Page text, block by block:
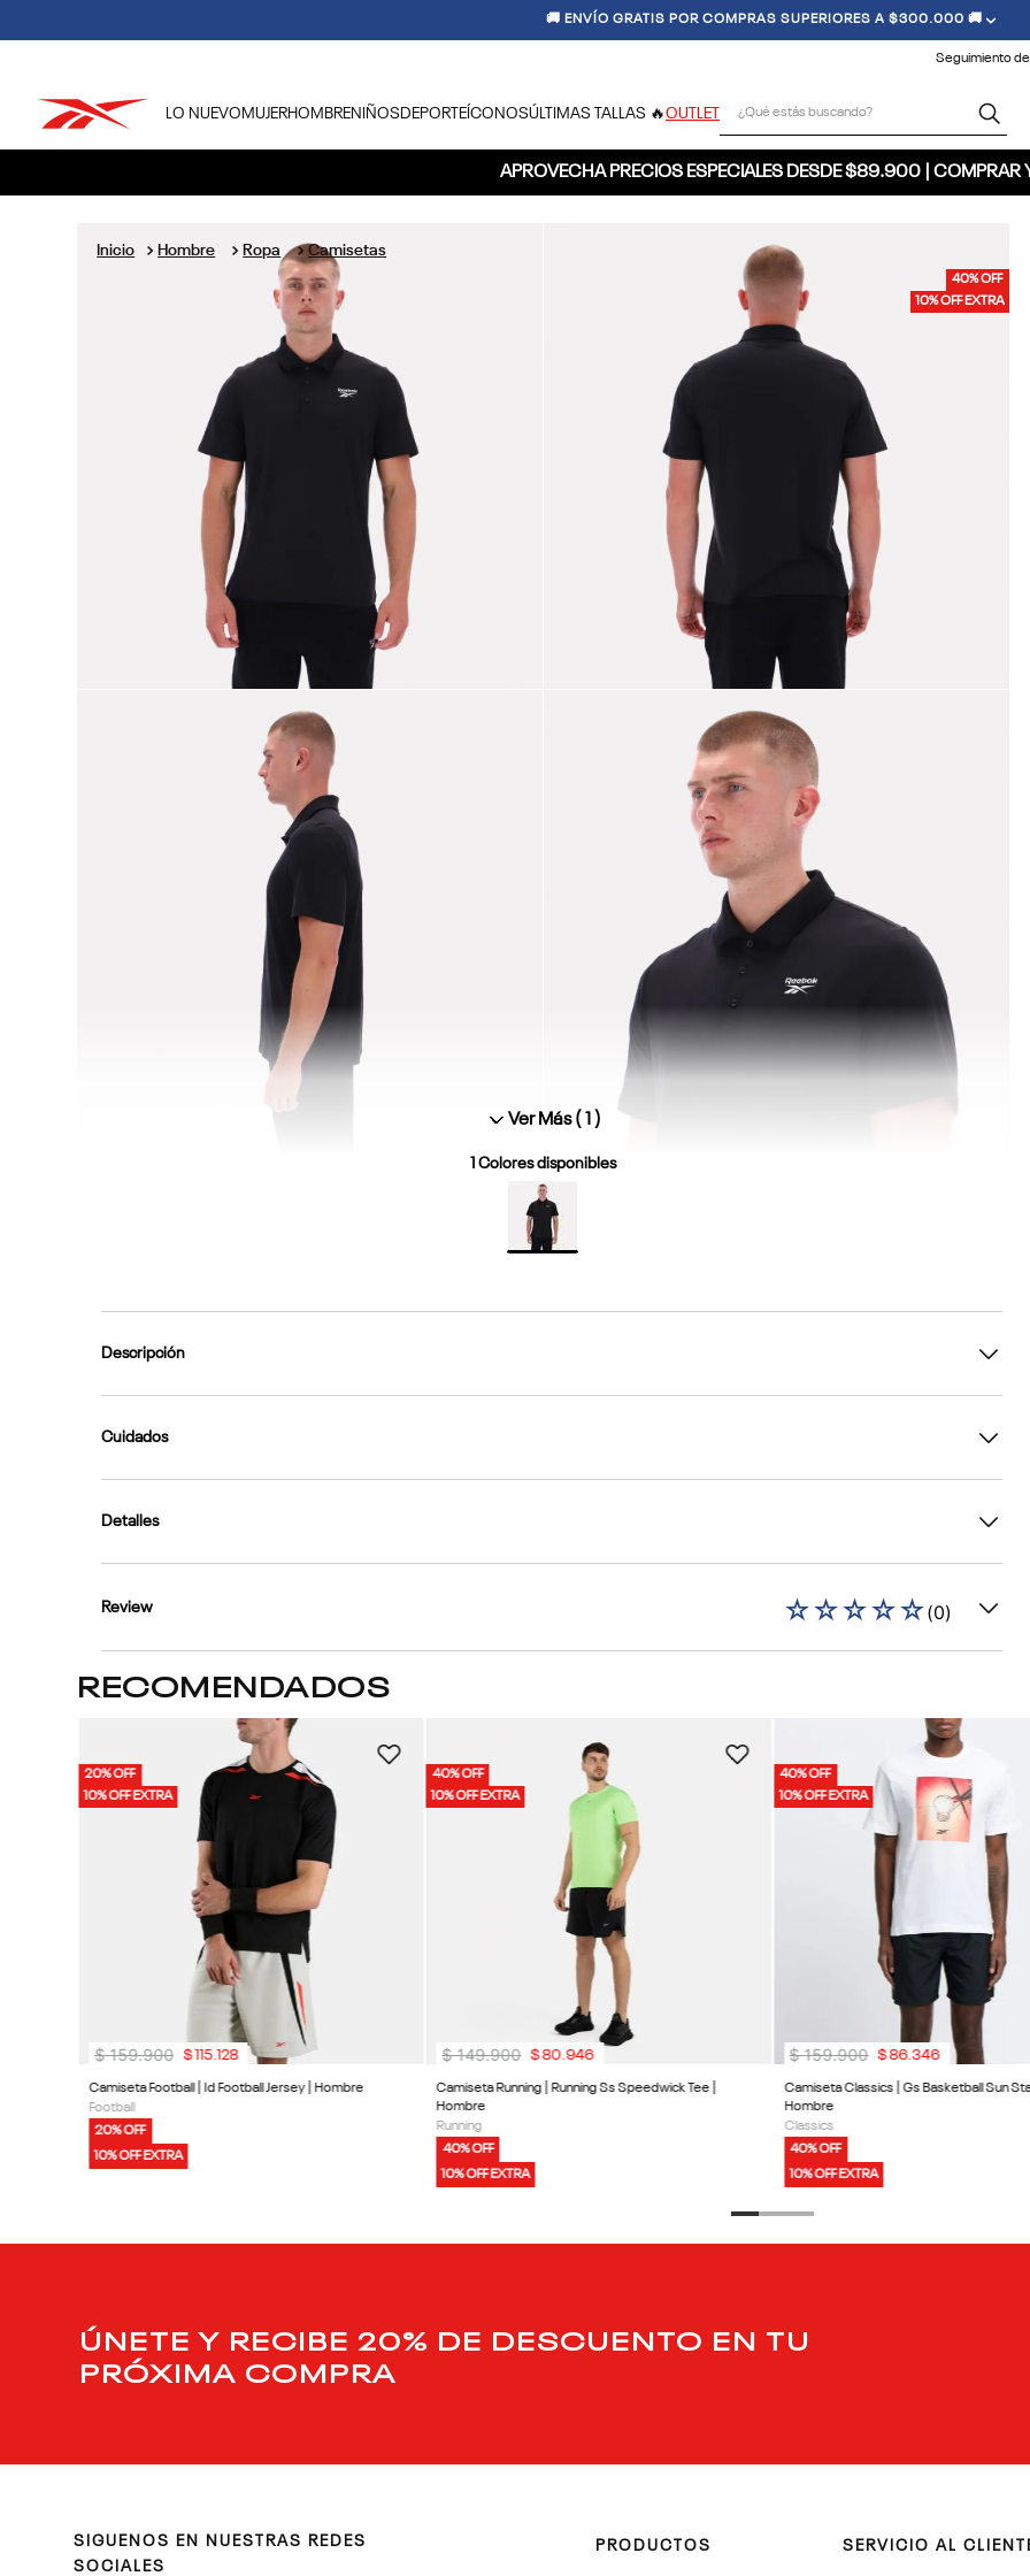
🏷️ ¡ÚNETE Y RECIBE 20% OFF EN TU PRIMERA COMPRA! 🏷️
Seguimiento
LO NUEVO MUJERHOMBRENIÑOSDEPORTE ÍCONOSÚLTIMAS TALLAS 🔥OUTLET
APROVECHA PRECIOS ESPECIALES DESDE $89.900 | COMPRAR
40% OFF
10% OFF EXTRA
Hombre Ropa Camisetas
Ver Más ( 1)
Colores disponibles
Descripción
Cuidados
Detalles
Review ☆☆☆☆☆(0)
RECOMENDADOS
20% OFF
10% OFF EXTRA
Camiseta Football | Id Football Jersey | Hombre
Football
20% OFF
10% OFF EXTRA
$ 159.900 $115.128
40% OFF
10% OFF EXTRA
Camiseta Running | Running Ss Speedwick Tee |
Hombre
Running
40% OFF
10% OFF EXTRA
$ 149.900 $80.946
40% OFF
10% OFF EXTRA
Camiseta Classics | Gs Basketball Sun
Hombre
Classics
40% OFF
10% OFF EXTRA
$ 159.900 $86.346
ÚNETE Y RECIBE 20% DE DESCUENTO EN TU
PRÓXIMA COMPRA
SIGUENOS EN NUESTRAS REDES
SOCIALES
PRODUCTOS SERVICIO AL
1.
tenis hombre
tenis reebok classics
américa
5.
once caldas
reebok classics